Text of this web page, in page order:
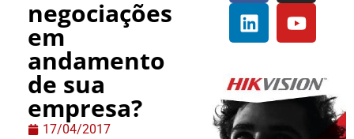
negociações
em
andamento
de sua
empresa?
17/04/2017